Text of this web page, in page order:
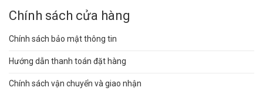
Chính sách cửa hàng
Chính sách bảo mật thông tin
Hướng dẫn thanh toán đặt hàng
Chính sách vận chuyển và giao nhận